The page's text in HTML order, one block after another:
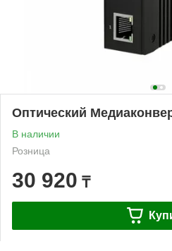
Оптический
В наличии
Розница
30 920 ₸